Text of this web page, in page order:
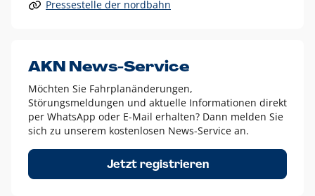
Alle anderen Logo-Varianten dürfen nur in Ausnahmefällen
Diese Ausnahmen sind zum Beispiel:
dem AKN Blau,
weißes Logo auf Fotohintergründen,
schwarzes Logo für reine Schwarz-Weiß-Umsetzungen
Um das Logo herum muss ein Schutzraum von jeweils einer
Höhe bzw. Breite des N aus AKN in alle Richtungen
Pressestelle der nordbahn
AKN News-Service
Möchten Sie Fahrplanänderungen,
Störungsmeldungen und aktuelle Informationen direkt
per WhatsApp oder E-Mail erhalten? Dann melden Sie
sich zu unserem kostenlosen News-Service an.
Jetzt registrieren